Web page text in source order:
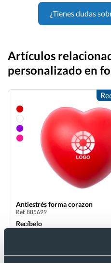
¿Tienes dudas
Artículos
personalizado en
Antiestrés forma corazon
Ref. 885699
Recíbelo